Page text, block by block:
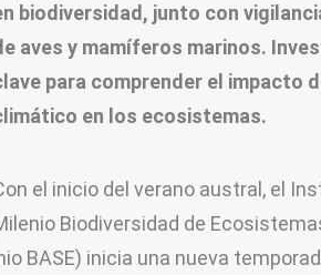
biodiversidad, junto con
aves y mamíferos marinos.
para comprender el impacto
en los ecosistemas.
el inicio del verano austral, el
Biodiversidad de
BASE) inicia una nueva